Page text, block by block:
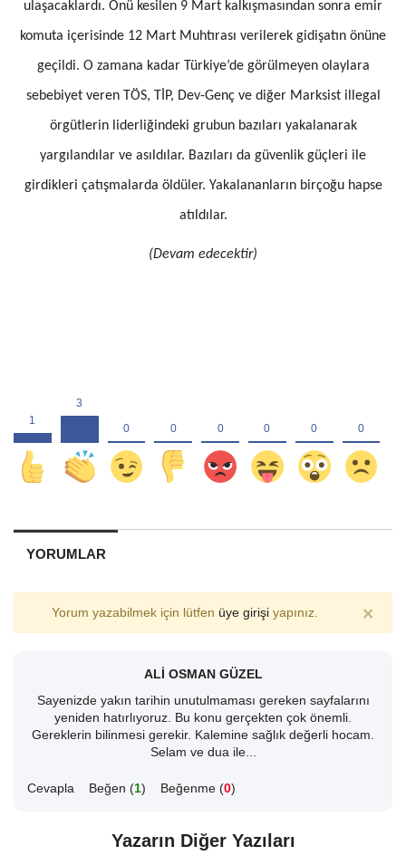
ulaşacaklardı. Önü kesilen 9 Mart kalkışmasından sonra emir
komuta içerisinde 12 Mart Muhtırası verilerek gidişatın önüne
geçildi. O zamana kadar Türkiye’de görülmeyen olaylara
sebebiyet veren TÖS, TİP, Dev-Genç ve diğer Marksist illegal
örgütlerin liderliğindeki grubun bazıları yakalanarak
yargılandılar ve asıldılar. Bazıları da güvenlik güçleri ile
girdikleri çatışmalarda öldüler. Yakalananların birçoğu hapse
atıldılar.
(Devam edecektir)
YORUMLAR
Yorum yazabilmek için lütfen üye girişiyapınız. ×
ALİ OSMAN GÜZEL
Sayenizde yakın tarihin unutulmaması gereken sayfalarını
yeniden hatırlıyoruz. Bu konu gerçekten çok önemli.
Gereklerin bilinmesi gerekir. Kalemine sağlık değerli hocam.
Selam ve dua ile...
Cevapla Beğen (1) Beğenme (0)
Yazarın Diğer Yazıları